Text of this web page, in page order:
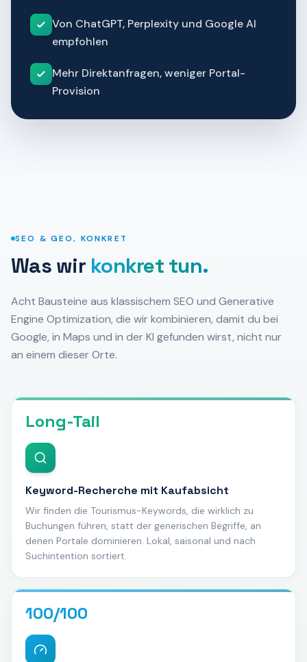
Von ChatGPT, Perplexity und Google AI
empfohlen
Mehr Direktanfragen, weniger Portal-
Provision
SEO & GEO, KONKRET
Was wir konkret tun.
Acht Bausteine aus klassischem SEO und Generative
Engine Optimization, die wir kombinieren, damit du bei
Google, in Maps und in der KI gefunden wirst, nicht nur
an einem dieser Orte.
Long-Tail
Keyword-Recherche mit Kaufabsicht
Wir finden die Tourismus-Keywords, die wirklich zu
Buchungen führen, statt der generischen Begriffe, an
denen Portale dominieren. Lokal, saisonal und nach
Suchintention sortiert.
100/100